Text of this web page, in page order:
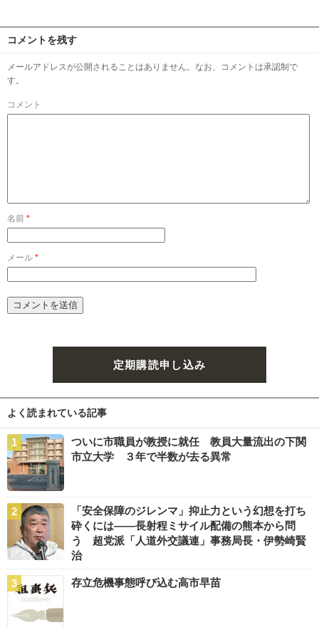
コメントを残す
メールアドレスが公開されることはありません。なお、コメントは承認制で
す。
コメント
名前 *
メール *
定期購読申し込み
よく読まれている記事
ついに市職員が教授に就任 教員大量流出の下関
市立大学 ３年で半数が去る異常
「安全保障のジレンマ」抑止力という幻想を打ち
砕くには――長射程ミサイル配備の熊本から問
う 超党派「人道外交議連」事務局長・伊勢崎賢
治
存立危機事態呼び込む高市早苗